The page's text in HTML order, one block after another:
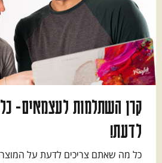
קרן השתלמות לעצמאים-
לדעת!
כל מה שאתם צריכים לדעת על המוצר